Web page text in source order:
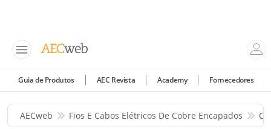
Guia de Produtos AEC Revista Academy Fornecedores
AECweb Fios E Cabos Elétricos De Cobre Encapados